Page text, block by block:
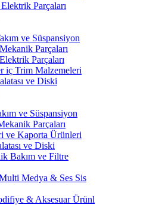
Parçaları
ve Süspansiyon
Parçaları
Parçaları
iç Trim Malzemeleri
ve Diski
ve Süspansiyon
Parçaları
ve Kaporta Ürünleri
ve Diski
Bakım ve Filtre
Medya & Ses Sis
& Aksesuar Ürünl